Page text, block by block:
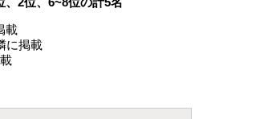
載
に掲載